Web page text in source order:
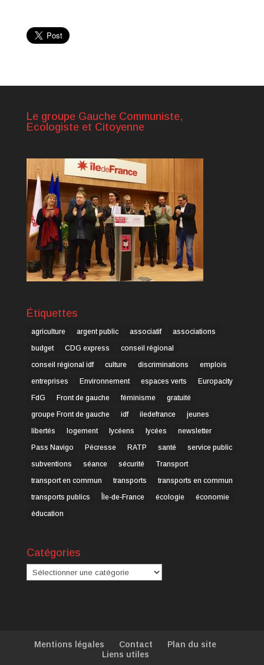
Le groupe Gauche Communiste,
Ecologiste et Citoyenne
Étiquettes
agriculture argent public associatif
associations
budget
CDG express
conseil régional
conseil régional idf
culture discriminations
emplois
entreprises
Environnement espaces verts
Europacity
FdG
Front de gauche féminisme
gratuité
groupe Front de gauche
idf iledefrance
jeunes
libertés
logement lycéens lycées
newsletter
Pass Navigo
Pécresse RATP santé
service public
subventions
séance sécurité
Transport
transport en commun
transports
transports en commun
transports publics
Île-de-France écologie
économie
éducation
Catégories
Catégories
Mentions légales Contact
Plan du site
Liens utiles